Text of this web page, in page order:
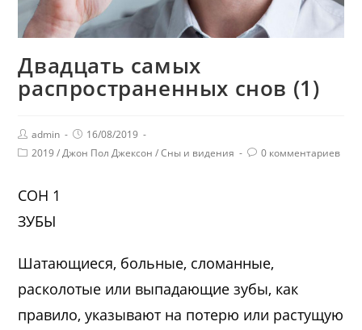
Двадцать самых
распространенных снов (1)
admin
16/08/2019
2019 / Джон Пол Джексон / Сны и видения 0 комментариев
СОН 1
ЗУБЫ
Шатающиеся, больные, сломанные,
расколотые или выпадающие зубы, как
правило, указывают на потерю или растущую